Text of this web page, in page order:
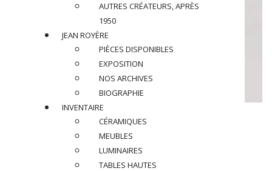
JEAN PERZEL (1892-1986)
Edition Atelier Perzel
Paire de lampes modèle « 313 bis », circa
AUTRES CRÉATEURS, APRÈS
1950
JEAN ROYÈRE
PIÈCES DISPONIBLES
EXPOSITION
NOS ARCHIVES
BIOGRAPHIE
INVENTAIRE
CÉRAMIQUES
MEUBLES
LUMINAIRES
TABLES HAUTES